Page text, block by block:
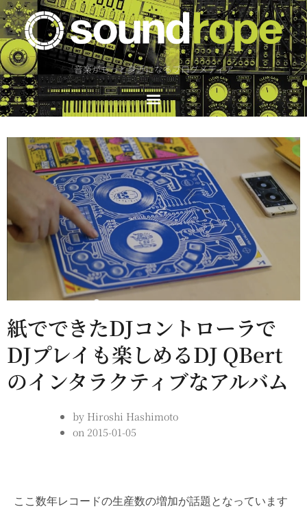
音楽がもっと身近になるブログメディア
紙でできたDJコントローラで
DJプレイも楽しめるDJ QBert
のインタラクティブなアルバム
by Hiroshi Hashimoto
on 2015-01-05
ここ数年レコードの生産数の増加が話題となっています